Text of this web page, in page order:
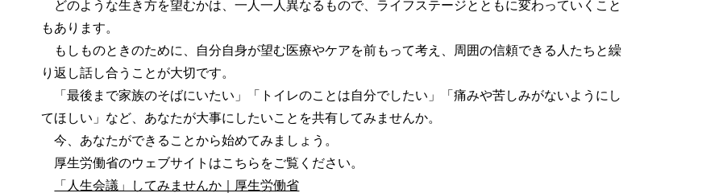
どのような生き方を望むかは、一人一人異なるもので、ライフステージとともに変わっていくこと
もあります。
もしものときのために、自分自身が望む医療やケアを前もって考え、周囲の信頼できる人たちと繰
り返し話し合うことが大切です。
「最後まで家族のそばにいたい」「トイレのことは自分でしたい」「痛みや苦しみがないようにし
てほしい」など、あなたが大事にしたいことを共有してみませんか。
今、あなたができることから始めてみましょう。
厚生労働省のウェブサイトはこちらをご覧ください。
「人生会議」してみませんか｜厚生労働省